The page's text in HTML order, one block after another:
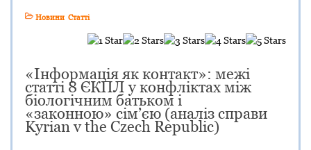
Новини Статті
«Інформація як контакт»: межі
статті 8 ЄКПЛ у конфліктах між
біологічним батьком і
«законною» сім’єю (аналіз справи
Kyrian v the Czech Republic)